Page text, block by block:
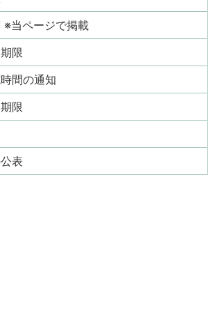
※当ページで掲載
限
間の通知
限
表